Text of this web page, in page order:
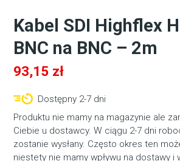
Kabel SDI Highflex
BNC na BNC – 2m
93,15 zł
Dostępny 2-7 dni
Produktu nie mamy na magazynie ale
Ciebie u dostawcy. W ciągu 2-7 dni
zostanie wysłany. Często okres ten
niestety nie mamy wpływu na dostawy i